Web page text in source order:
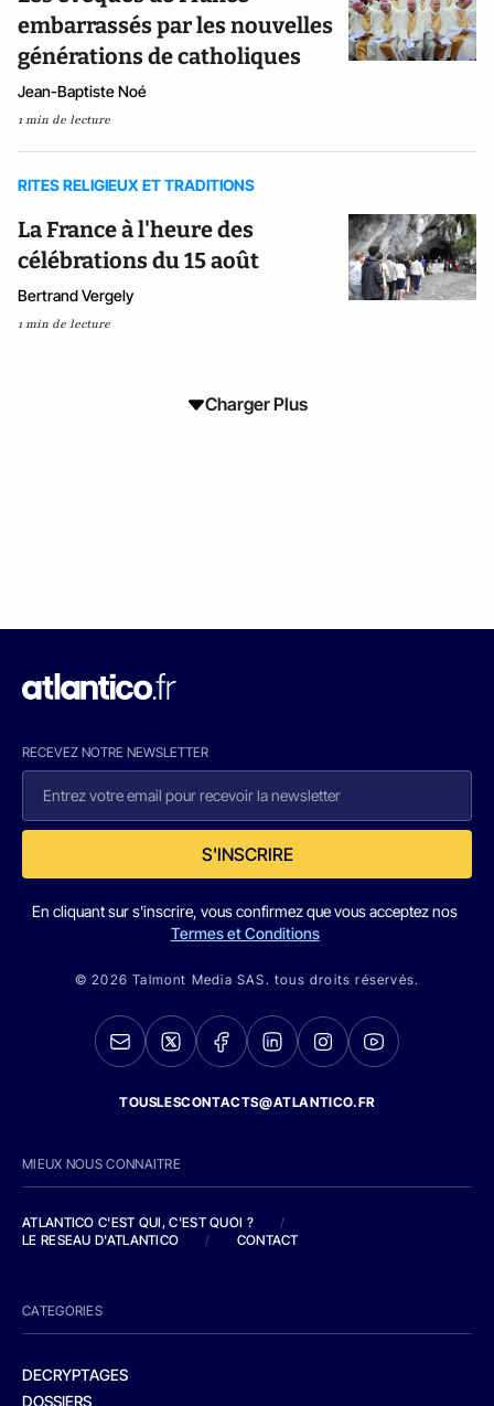
embarrassés par les nouvelles
générations de catholiques
Jean-Baptiste Noé
1 min de lecture
RITES RELIGIEUX ET TRADITIONS
La France à l'heure des
célébrations du 15 août
Bertrand Vergely
1 min de lecture
Charger Plus
RECEVEZ NOTRE NEWSLETTER
S'INSCRIRE
En cliquant sur s'inscrire, vous confirmez que vous acceptez nos
Termes et Conditions
© 2026 Talmont Media SAS. tous droits réservés.
TOUSLESCONTACTS@ATLANTICO.FR
MIEUX NOUS CONNAITRE
ATLANTICO C'EST QUI, C'EST QUOI ?
/
LE RESEAU D'ATLANTICO
/ CONTACT
CATEGORIES
DECRYPTAGES
DOSSIERS